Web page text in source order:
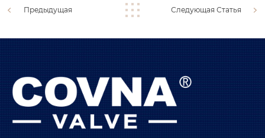
Предыдущая Следующая Статья